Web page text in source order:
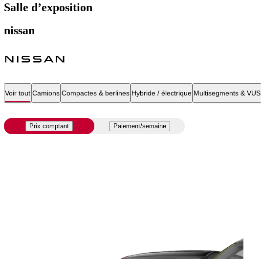
Salle d’exposition
nissan
Voir tout Camions Compactes & berlines Hybride / électrique Multisegments & VUS
Prix comptant Paiement/semaine